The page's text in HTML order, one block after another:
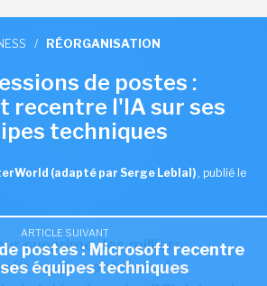
ARTICLE SUIVANT
postes : Microsoft recentre
ses équipes techniques
/ RÉORGANISATION
de postes :
recentre l'IA sur ses
techniques
(adapté par Serge Leblal) , publié le
supprime des milliers
également dans des